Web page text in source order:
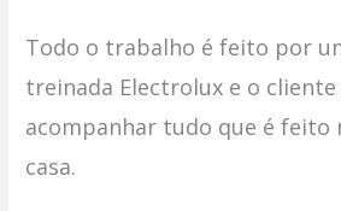
Todo o trabalho é feito por
treinada Electrolux e o
acompanhar tudo que é feito
casa.